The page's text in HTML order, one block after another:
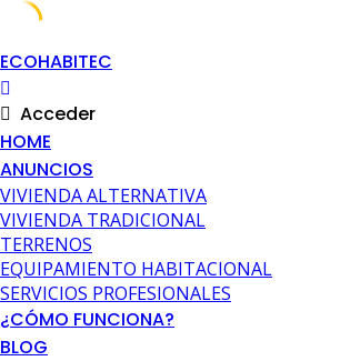
Skip
to
content
ECOHABITEC
Acceder
HOME
ANUNCIOS
VIVIENDA ALTERNATIVA
VIVIENDA TRADICIONAL
TERRENOS
EQUIPAMIENTO HABITACIONAL
SERVICIOS PROFESIONALES
¿CÓMO FUNCIONA?
BLOG
Descubre cómo funciona ¡Anúnciate